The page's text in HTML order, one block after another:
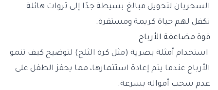
السحريان لتحويل مبالغ بسيطة جدًا إلى ثروات هائلة
تكفل لهم حياة كريمة ومستقرة.
قوة مضاعفة الأرباح
استخدام أمثلة بصرية (مثل كرة الثلج) لتوضيح كيف تنمو
الأرباح عندما يتم إعادة استثمارها، مما يحفز الطفل على
عدم سحب أمواله بسرعة.